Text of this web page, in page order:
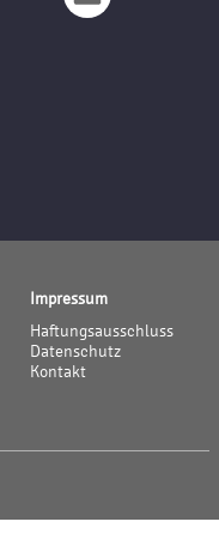
Impressum
Haftungsausschluss
Datenschutz
Kontakt